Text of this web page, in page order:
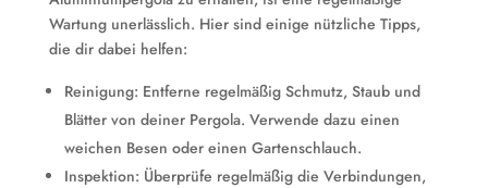
Wartung unerlässlich. Hier sind einige nützliche Tipps,
die dir dabei helfen:
Reinigung: Entferne regelmäßig Schmutz, Staub und
Blätter von deiner Pergola. Verwende dazu einen
weichen Besen oder einen Gartenschlauch.
Inspektion: Überprüfe regelmäßig die Verbindungen,